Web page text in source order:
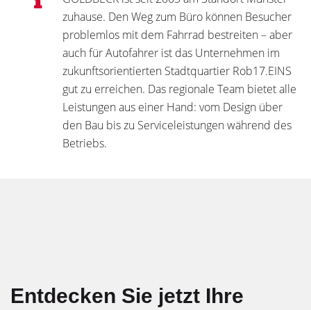
zuhause. Den Weg zum Büro können Besucher
problemlos mit dem Fahrrad bestreiten – aber
auch für Autofahrer ist das Unternehmen im
zukunftsorientierten Stadtquartier Rob17.EINS
gut zu erreichen. Das regionale Team bietet alle
Leistungen aus einer Hand: vom Design über
den Bau bis zu Serviceleistungen während des
Betriebs.
Entdecken Sie jetzt Ihre